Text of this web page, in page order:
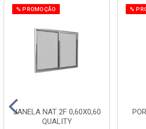
% PROMOÇÃO
JANELA NAT 2F 0,60X0,60
QUALITY
%